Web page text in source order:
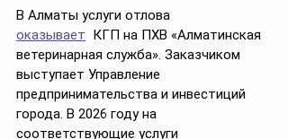
В Алматы услуги отлова
оказывает КГП на ПХВ «Алматинская
ветеринарная служба». Заказчиком
выступает Управление
предпринимательства и инвестиций
города. В 2026 году на
соответствующие услуги